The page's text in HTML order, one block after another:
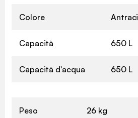
Colore
Capacità 650 L
Capacità d'acqua 650 L
Peso 26 kg